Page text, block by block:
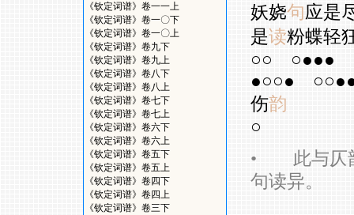
《钦定词谱》卷一一上
《钦定词谱》卷一〇下
《钦定词谱》卷一〇上
《钦定词谱》卷九下
《钦定词谱》卷九上
《钦定词谱》卷八下
《钦定词谱》卷八上
《钦定词谱》卷七下
《钦定词谱》卷七上
《钦定词谱》卷六下
《钦定词谱》卷六上
《钦定词谱》卷五下
《钦定词谱》卷五上
《钦定词谱》卷四下
《钦定词谱》卷四上
《钦定词谱》卷三下
妖娆句应是
是读粉蝶轻
○○
○●●●
●○○●
伤韵
○
• 此与仄韵
句读异。